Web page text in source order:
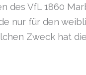
VfL 1860
nur für den
Zweck hat